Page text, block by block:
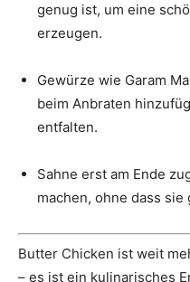
genug ist, um eine
erzeugen.
Gewürze wie Garam
beim Anbraten
entfalten.
Sahne erst am Ende
machen, ohne dass sie
Butter Chicken ist weit
– es ist ein kulinarisches